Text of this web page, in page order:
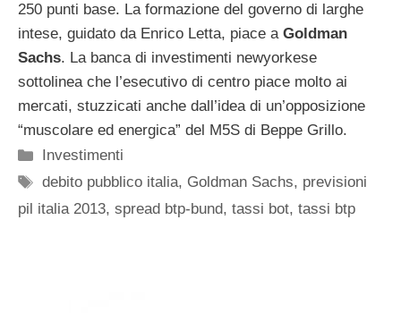
250 punti base. La formazione del governo di larghe
intese, guidato da Enrico Letta, piace a Goldman
Sachs. La banca di investimenti newyorkese
sottolinea che l’esecutivo di centro piace molto ai
mercati, stuzzicati anche dall’idea di un’opposizione
“muscolare ed energica” del M5S di Beppe Grillo.
Categorie
Investimenti
Tag
debito pubblico italia, Goldman Sachs, previsioni
pil italia 2013, spread btp-bund, tassi bot, tassi btp